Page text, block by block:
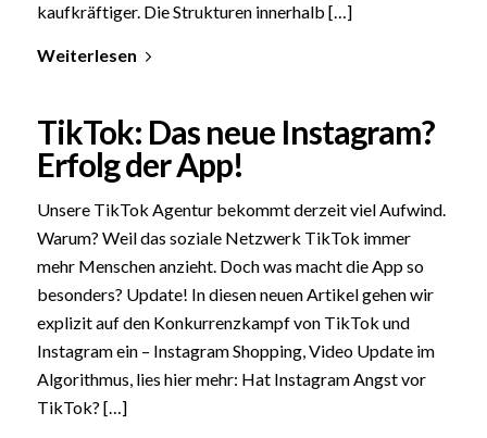
kaufkräftiger. Die Strukturen innerhalb […]
Weiterlesen
TikTok: Das neue Instagram?
Erfolg der App!
Unsere TikTok Agentur bekommt derzeit viel Aufwind.
Warum? Weil das soziale Netzwerk TikTok immer
mehr Menschen anzieht. Doch was macht die App so
besonders? Update! In diesen neuen Artikel gehen wir
explizit auf den Konkurrenzkampf von TikTok und
Instagram ein – Instagram Shopping, Video Update im
Algorithmus, lies hier mehr: Hat Instagram Angst vor
TikTok? […]